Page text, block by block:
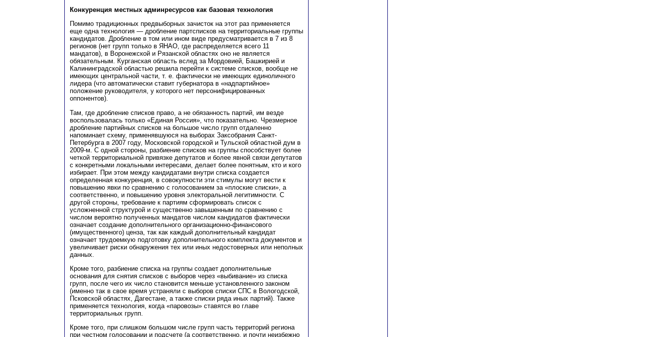
Конкуренция местных админресурсов как базовая технология
Помимо традиционных предвыборных зачисток на этот раз применяется
еще одна технология — дробление партсписков на территориальные группы
кандидатов. Дробление в том или ином виде предусматривается в 7 из 8
регионов (нет групп только в ЯНАО, где распределяется всего 11
мандатов), в Воронежской и Рязанской областях оно не является
обязательным. Курганская область вслед за Мордовией, Башкирией и
Калининградской областью решила перейти к системе списков, вообще не
имеющих центральной части, т. е. фактически не имеющих единоличного
лидера (что автоматически ставит губернатора в «надпартийное»
положение руководителя, у которого нет персонифицированных
оппонентов).
Там, где дробление списков право, а не обязанность партий, им везде
воспользовалась только «Единая Россия», что показательно. Чрезмерное
дробление партийных списков на большое число групп отдаленно
напоминает схему, применявшуюся на выборах Заксобрания Санкт-
Петербурга в 2007 году, Московской городской и Тульской областной дум в
2009-м. С одной стороны, разбиение списков на группы способствует более
четкой территориальной привязке депутатов и более явной связи депутатов
с конкретными локальными интересами, делает более понятным, кто и кого
избирает. При этом между кандидатами внутри списка создается
определенная конкуренция, в совокупности эти стимулы могут вести к
повышению явки по сравнению с голосованием за «плоские списки», а
соответственно, и повышению уровня электоральной легитимности. С
другой стороны, требование к партиям сформировать список с
усложненной структурой и существенно завышенным по сравнению с
числом вероятно полученных мандатов числом кандидатов фактически
означает создание дополнительного организационно-финансового
(имущественного) ценза, так как каждый дополнительный кандидат
означает трудоемкую подготовку дополнительного комплекта документов и
увеличивает риски обнаружения тех или иных недостоверных или неполных
данных.
Кроме того, разбиение списка на группы создает дополнительные
основания для снятия списков с выборов через «выбивание» из списка
групп, после чего их число становится меньше установленного законом
(именно так в свое время устраняли с выборов списки СПС в Вологодской,
Псковской областях, Дагестане, а также списки ряда иных партий). Также
применяется технология, когда «паровозы» ставятся во главе
территориальных групп.
Кроме того, при слишком большом числе групп часть территорий региона
при честном голосовании и подсчете (а соответственно, и почти неизбежно